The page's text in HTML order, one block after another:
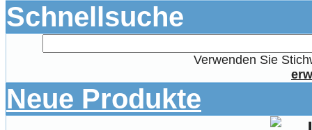
Schnellsuche
Verwenden Sie
Neue Produkte